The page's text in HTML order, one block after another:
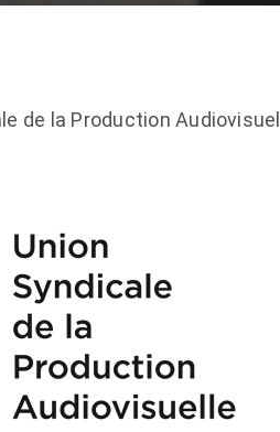
de la Production